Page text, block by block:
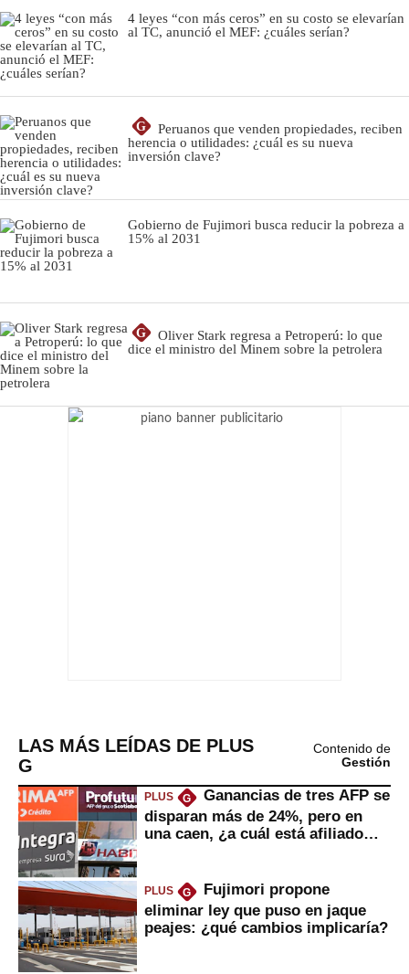
4 leyes “con más ceros” en su costo se elevarían
al TC, anunció el MEF: ¿cuáles serían?
G
Peruanos que venden propiedades, reciben
herencia o utilidades: ¿cuál es su nueva
inversión clave?
Gobierno de Fujimori busca reducir la pobreza a
15% al 2031
G
Oliver Stark regresa a Petroperú: lo que
dice el ministro del Minem sobre la petrolera
LAS MÁS LEÍDAS DE PLUS
G
Contenido de
Gestión
PLUS G
Ganancias de tres AFP se
disparan más de 24%, pero en
una caen, ¿a cuál está afiliado
PLUS G
Fujimori propone
eliminar ley que puso en jaque
peajes: ¿qué cambios implicaría?